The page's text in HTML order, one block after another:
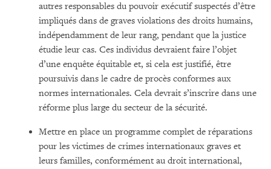
autres responsables du pouvoir exécutif suspectés d’être
impliqués dans de graves violations des droits humains,
indépendamment de leur rang, pendant que la justice
étudie leur cas. Ces individus devraient faire l’objet
d’une enquête équitable et, si cela est justifié, être
poursuivis dans le cadre de procès conformes aux
normes internationales. Cela devrait s’inscrire dans une
réforme plus large du secteur de la sécurité.
Mettre en place un programme complet de réparations
pour les victimes de crimes internationaux graves et
leurs familles, conformément au droit international,